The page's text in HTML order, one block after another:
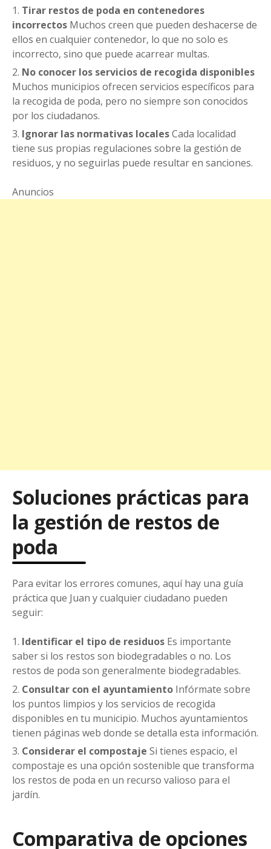
Tirar restos de poda en contenedores
incorrectos Muchos creen que pueden deshacerse de
ellos en cualquier contenedor, lo que no solo es
incorrecto, sino que puede acarrear multas.
No conocer los servicios de recogida disponibles
Muchos municipios ofrecen servicios específicos para
la recogida de poda, pero no siempre son conocidos
por los ciudadanos.
Ignorar las normativas localesCada localidad
tiene sus propias regulaciones sobre la gestión de
residuos, y no seguirlas puede resultar en sanciones.
Anuncios
Soluciones prácticas para
la gestión de restos de
poda
Para evitar los errores comunes, aquí hay una guía
práctica que Juan y cualquier ciudadano pueden
seguir:
Identificar el tipo de residuos Es importante
saber si los restos son biodegradables o no. Los
restos de poda son generalmente biodegradables.
Consultar con el ayuntamiento Infórmate sobre
los puntos limpios y los servicios de recogida
disponibles en tu municipio. Muchos ayuntamientos
tienen páginas web donde se detalla esta información.
Considerar el compostaje Si tienes espacio, el
compostaje es una opción sostenible que transforma
los restos de poda en un recurso valioso para el
jardín.
Comparativa de opciones